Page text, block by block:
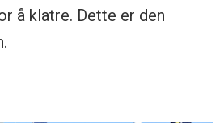
å klatre. Dette er den